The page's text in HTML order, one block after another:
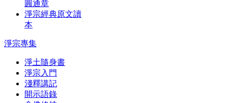
圓通章
淨宗經典原文讀
本
淨宗專集
淨土隨身書
淨宗入門
淺釋講記
開示語錄